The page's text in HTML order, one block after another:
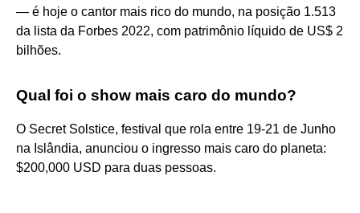
— é hoje o cantor mais rico do mundo, na posição 1.513
da lista da Forbes 2022, com patrimônio líquido de US$ 2
bilhões.
Qual foi o show mais caro do mundo?
O Secret Solstice, festival que rola entre 19-21 de Junho
na Islândia, anunciou o ingresso mais caro do planeta:
$200,000 USD para duas pessoas.